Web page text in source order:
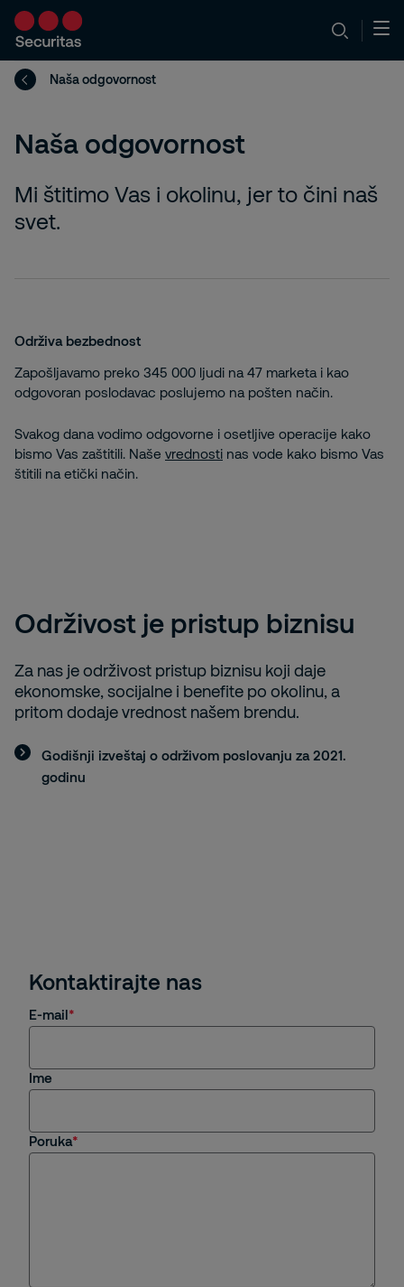
Naša odgovornost
Naša odgovornost
Mi štitimo Vas i okolinu, jer to čini naš
svet.
Održiva bezbednost
Zapošljavamo preko 345 000 ljudi na 47 marketa i kao
odgovoran poslodavac poslujemo na pošten način.
Svakog dana vodimo odgovorne i osetljive operacije kako
bismo Vas zaštitili. Naše vrednosti nas vode kako bismo Vas
štitili na etički način.
Održivost je pristup biznisu
Za nas je održivost pristup biznisu koji daje
ekonomske, socijalne i benefite po okolinu, a
pritom dodaje vrednost našem brendu.
Godišnji izveštaj o održivom poslovanju za 2021.
godinu
Kontaktirajte nas
E-mail
Ime
Poruka